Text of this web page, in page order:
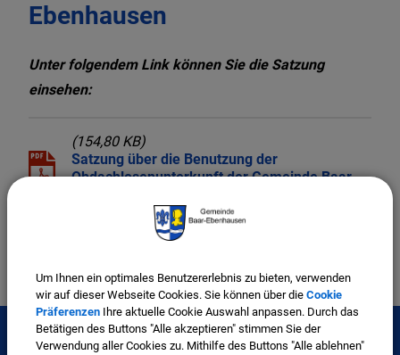
Ebenhausen
Unter folgendem Link können Sie die Satzung
einsehen:
(154,80 KB)
Satzung über die Benutzung der
Obdachlosenunterkunft der Gemeinde Baar-
Um Ihnen ein optimales Benutzererlebnis zu bieten, verwenden
wir auf dieser Webseite Cookies. Sie können über die Cookie
Präferenzen Ihre aktuelle Cookie Auswahl anpassen. Durch das
Betätigen des Buttons "Alle akzeptieren" stimmen Sie der
Verwendung aller Cookies zu. Mithilfe des Buttons "Alle ablehnen"